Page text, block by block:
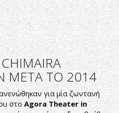
ΜΕΤΑ ΤΟ 2014
για μία ζωντανή
στο Agora Theaterin